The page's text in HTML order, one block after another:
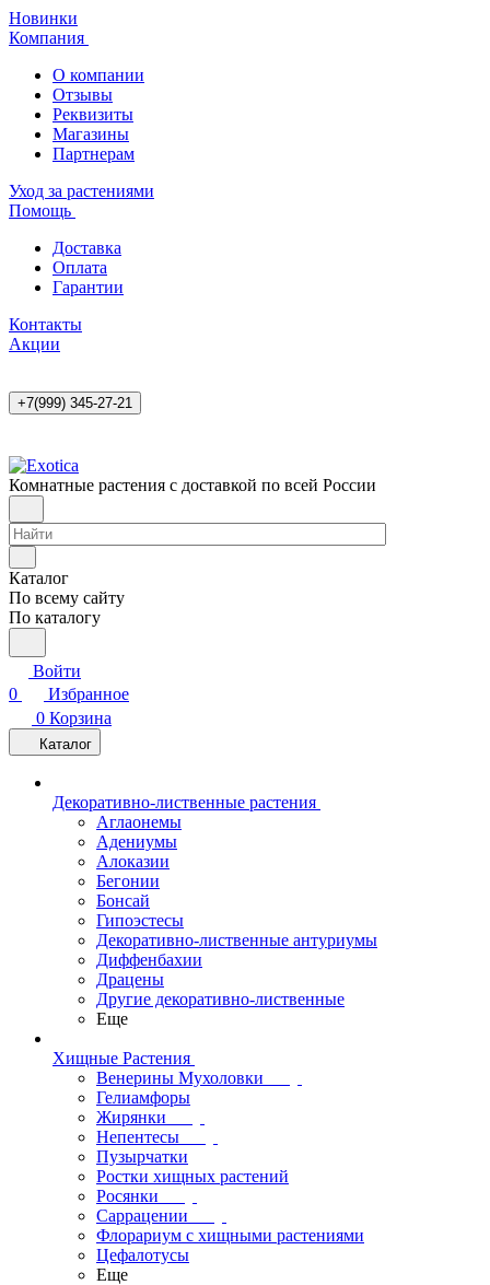
Новинки
Компания
О компании
Отзывы
Реквизиты
Магазины
Партнерам
Уход за растениями
Помощь
Доставка
Оплата
Гарантии
Контакты
Акции
+7(999) 345-27-21
Комнатные растения с доставкой по всей России
Каталог
По всему сайту
По каталогу
Войти
0
Избранное
0 Корзина
Каталог
Декоративно-лиственные растения
Аглаонемы
Адениумы
Алоказии
Бегонии
Бонсай
Гипоэстесы
Декоративно-лиственные антуриумы
Диффенбахии
Драцены
Другие декоративно-лиственные
Еще
Хищные Растения
Венерины Мухоловки
Гелиамфоры
Жирянки
Непентесы
Пузырчатки
Ростки хищных растений
Росянки
Саррацении
Флорариум с хищными растениями
Цефалотусы
Еще